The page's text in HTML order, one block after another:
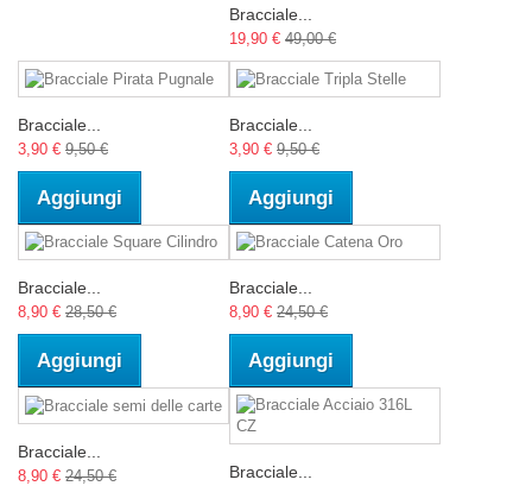
Bracciale...
19,90 € 49,00 €
Bracciale...
3,90 € 9,50 €
Aggiungi
Bracciale...
3,90 € 9,50 €
Aggiungi
Bracciale...
8,90 € 28,50 €
Aggiungi
Bracciale...
8,90 € 24,50 €
Aggiungi
Bracciale...
8,90 € 24,50 € Bracciale...